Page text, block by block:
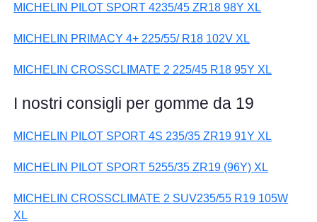
MICHELIN PILOT SPORT 4235/45 ZR18 98Y XL
MICHELIN PRIMACY 4+ 225/55/ R18 102V XL
MICHELIN CROSSCLIMATE 2 225/45 R18 95Y XL
I nostri consigli per gomme da 19
MICHELIN PILOT SPORT 4S 235/35 ZR19 91Y XL
MICHELIN PILOT SPORT 5255/35 ZR19 (96Y) XL
MICHELIN CROSSCLIMATE 2 SUV235/55 R19 105W
XL